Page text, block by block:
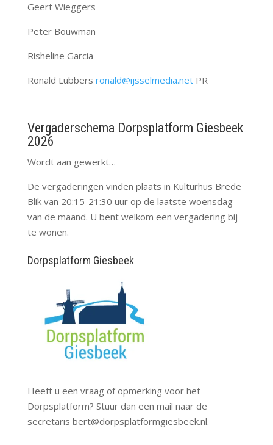
Geert Wieggers
Peter Bouwman
Risheline Garcia
Ronald Lubbers ronald@ijsselmedia.netPR
Vergaderschema Dorpsplatform Giesbeek
2026
Wordt aan gewerkt…
De vergaderingen vinden plaats in Kulturhus Brede
Blik van 20:15-21:30 uur op de laatste woensdag
van de maand. U bent welkom een vergadering bij
te wonen.
Dorpsplatform Giesbeek
Heeft u een vraag of opmerking voor het
Dorpsplatform? Stuur dan een mail naar de
secretaris bert@dorpsplatformgiesbeek.nl.